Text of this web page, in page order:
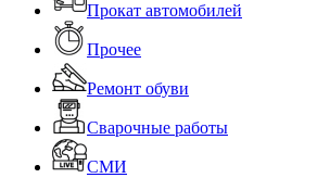
Прокат автомобилей
Прочее
Ремонт обуви
Сварочные работы
СМИ